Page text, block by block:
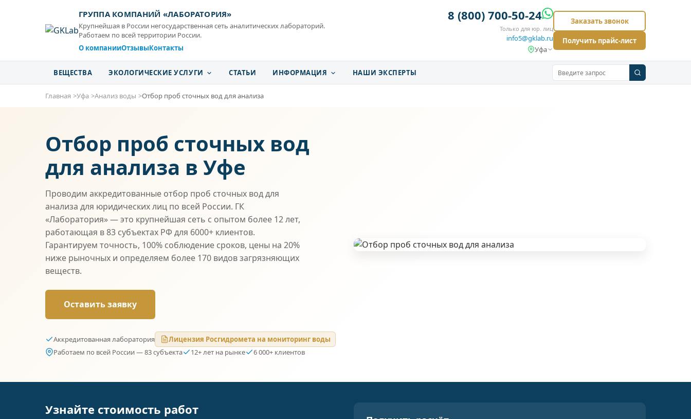
ГРУППА КОМПАНИЙ «ЛАБОРАТОРИЯ»
Крупнейшая в России негосударственная сеть аналитических лабораторий.
Работаем по всей территории России.
О компанииОтзывыКонтакты
8 (800) 700-50-24
Только для юр. лиц
info5@gklab.ru
Уфа
Заказать звонок
Получить прайс-лист
ВЕЩЕСТВА ЭКОЛОГИЧЕСКИЕ УСЛУГИ СТАТЬИ ИНФОРМАЦИЯ НАШИ ЭКСПЕРТЫ
Главная Уфа Анализ воды Отбор проб сточных вод для анализа
Отбор проб сточных вод
для анализа в Уфе
Проводим аккредитованные отбор проб сточных вод для
анализа для юридических лиц по всей России. ГК
«Лаборатория» — это крупнейшая сеть с опытом более 12 лет,
работающая в 83 субъектах РФ для 6000+ клиентов.
Гарантируем точность, 100% соблюдение сроков, цены на 20%
ниже рыночных и определяем более 170 видов загрязняющих
веществ.
Оставить заявку
Аккредитованная лаборатория
Лицензия Росгидромета на мониторинг воды
Работаем по всей России — 83 субъекта
12+ лет на рынке 6 000+ клиентов
Узнайте стоимость работ